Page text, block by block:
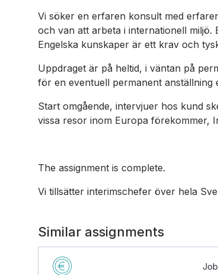
Vi söker en erfaren konsult med
och van att arbeta i internationell
Engelska kunskaper är ett krav och
Uppdraget är på heltid, i väntan på
för en eventuell permanent
Start omgående, intervjuer hos kund
vissa resor inom Europa förekommer,
The assignment is complete.
Vi tillsätter interimschefer över hela
Similar assignments